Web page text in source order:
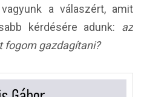
a válaszért, amit
kérdésére adunk: az
fogom gazdagítani?